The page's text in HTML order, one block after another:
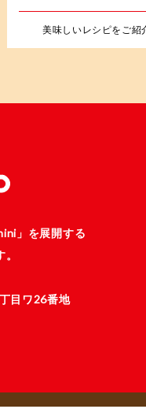
美味しいレシピをご紹
」を展開する
目ワ26番地